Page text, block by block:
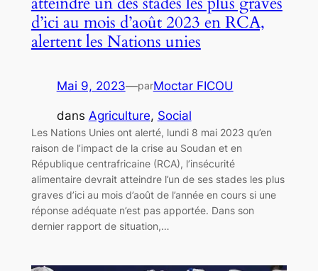
d’ici au mois d’août 2023 en RCA,
alertent les Nations unies
Mai 9, 2023—parMoctar FICOU
dans Agriculture, Social
Les Nations Unies ont alerté, lundi 8 mai 2023 qu’en
raison de l’impact de la crise au Soudan et en
République centrafricaine (RCA), l’insécurité
alimentaire devrait atteindre l’un de ses stades les plus
graves d’ici au mois d’août de l’année en cours si une
réponse adéquate n’est pas apportée. Dans son
dernier rapport de situation,…